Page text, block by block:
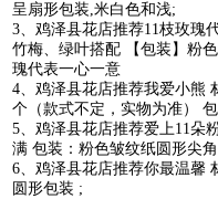
呈扇形包装,米白色和浅;
3、鸡泽县花店推荐11枝玫瑰
竹梅、绿叶搭配 【包装】粉
瑰代表一心一意
4、鸡泽县花店推荐我爱小熊
个（款式不定，实物为准）
5、鸡泽县花店推荐爱上11朵
满 包装：粉色皱纹纸圆形尖
6、鸡泽县花店推荐你最温馨
圆形包装 ;